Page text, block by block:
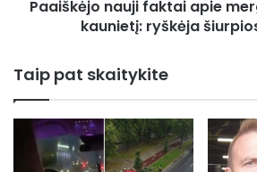
detalės
Paaiškėjo nauji faktai apie
kaunietį: ryškėja
Taip pat skaitykite